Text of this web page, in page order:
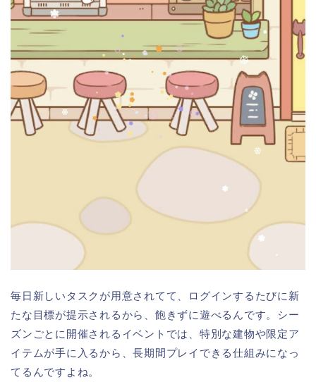
毎日新しいタスクが用意されてて、ログインするたびに新
たな目標が提示されるから、飽きずに遊べるんです。シー
ズンごとに開催されるイベントでは、特別な建物や限定ア
イテムが手に入るから、長期間プレイできる仕組みになっ
てるんですよね。